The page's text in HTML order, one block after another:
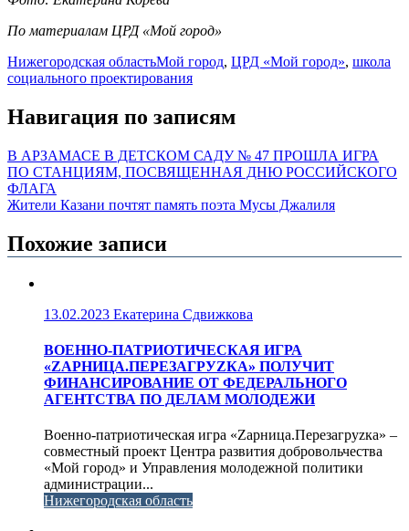
По материалам ЦРД «Мой город»
Нижегородская областьМой город, ЦРД «Мой город», школа
социального проектирования
Навигация по записям
В АРЗАМАСЕ В ДЕТСКОМ САДУ № 47 ПРОШЛА ИГРА
ПО СТАНЦИЯМ, ПОСВЯЩЕННАЯ ДНЮ РОССИЙСКОГО
ФЛАГА
Жители Казани почтят память поэта Мусы Джалиля
Похожие записи
13.02.2023 Екатерина Сдвижкова
ВОЕННО-ПАТРИОТИЧЕСКАЯ ИГРА
«ZАРНИЦА.ПЕРЕЗАГРУZКА» ПОЛУЧИТ
ФИНАНСИРОВАНИЕ ОТ ФЕДЕРАЛЬНОГО
АГЕНТСТВА ПО ДЕЛАМ МОЛОДЕЖИ
Военно-патриотическая игра «Zарница.Перезагруzка» –
совместный проект Центра развития добровольчества
«Мой город» и Управления молодежной политики
администрации...
Нижегородская область